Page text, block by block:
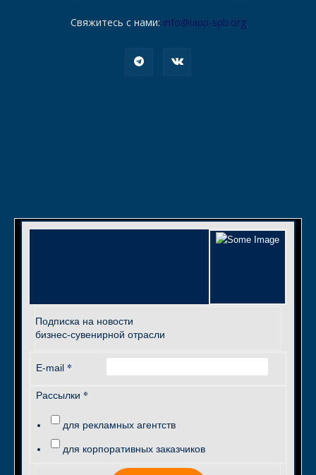
Свяжитесь с нами: info@iapp-spb.org
Подписка на новости
бизнес-сувенирной отрасли
E-mail *
Рассылки *
для рекламных агентств
для корпоративных заказчиков